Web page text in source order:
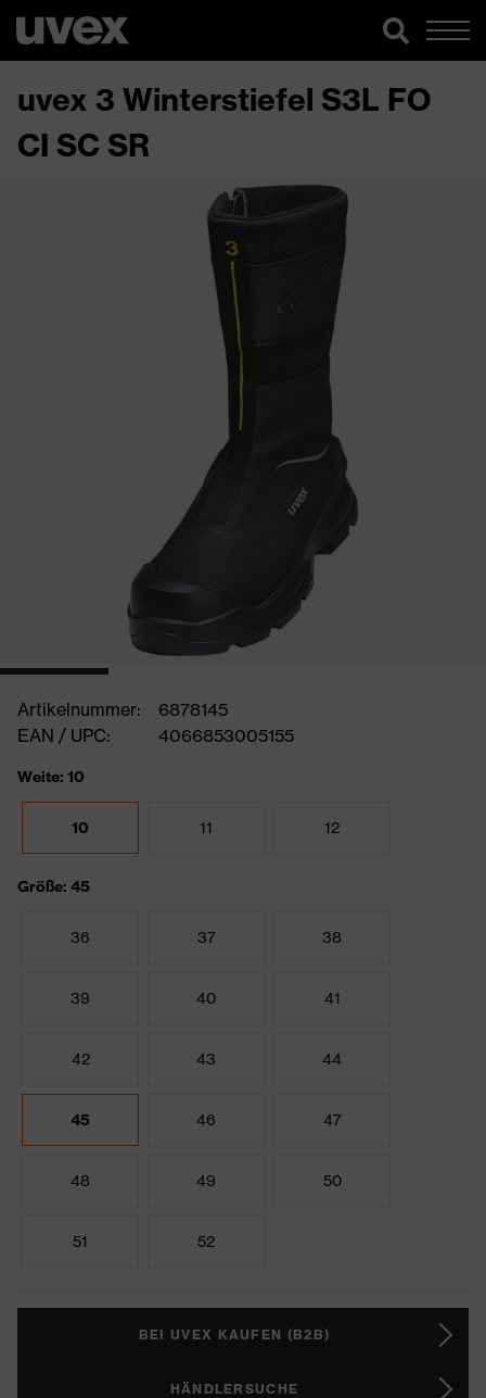
uvex 3 Winterstiefel S3L FO
CI SC SR
Artikelnummer:
6878145
EAN / UPC:
4066853005155
Weite: 10
10 11 12
Größe: 45
36 37 38
39 40 41
42 43 44
45 46 47
48 49 50
51 52
BEI UVEX KAUFEN (B2B)
HÄNDLERSUCHE